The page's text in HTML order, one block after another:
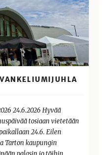
24.6.2026 Hyvää
tosiaan vietetään
24.6. Eilen
Tarton kaupungin